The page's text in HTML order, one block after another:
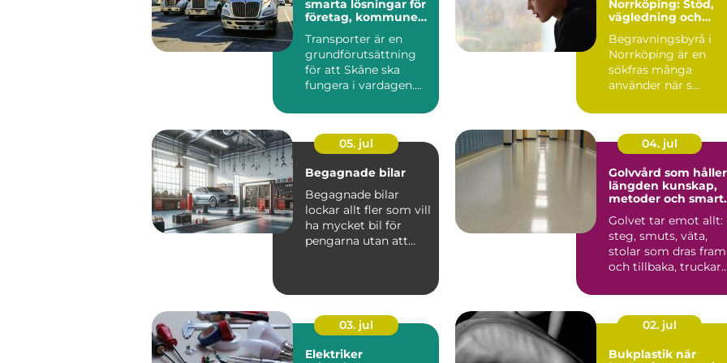
smarta lösningar för
företag, kommuner
Transporter är en
grundförutsättning
för att Skåne ska
fungera i vardagen....
Norrköping: Stöd,
vägledning och
Begravningsbyrå i
Norrköping är en
sökfras många
använder när s...
05. jul
Begagnade bilar
Begagnade bilar
lockar allt fler som vill
ha mycket bil för
pengarna utan att
04. jul
Golvvård som
längden kunskap,
metoder och
Golvet tar emot allt:
steg, smuts, väta,
stolar som dras fram
och tillbaka, truckar
03. jul
Elektriker
02. jul
Bukplastik när